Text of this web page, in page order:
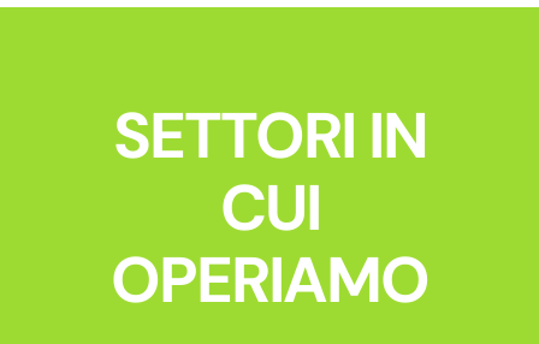
SETTORI IN
CUI
OPERIAMO